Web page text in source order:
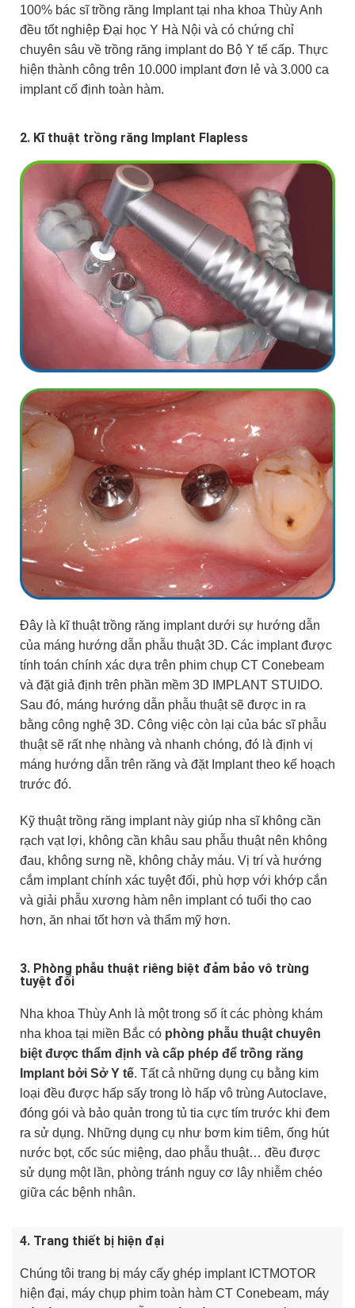
100% bác sĩ trồng răng Implant tại nha khoa Thùy Anh
đều tốt nghiệp Đại học Y Hà Nội và có chứng chỉ
chuyên sâu về trồng răng implant do Bộ Y tế cấp. Thực
hiện thành công trên 10.000 implant đơn lẻ và 3.000 ca
implant cố định toàn hàm.
2. Kĩ thuật trồng răng Implant Flapless
Đây là kĩ thuật trồng răng implant dưới sự hướng dẫn
của máng hướng dẫn phẫu thuật 3D. Các implant được
tính toán chính xác dựa trên phim chụp CT Conebeam
và đặt giả định trên phần mềm 3D IMPLANT STUIDO.
Sau đó, máng hướng dẫn phẫu thuật sẽ được in ra
bằng công nghệ 3D. Công việc còn lại của bác sĩ phẫu
thuật sẽ rất nhẹ nhàng và nhanh chóng, đó là định vị
máng hướng dẫn trên răng và đặt Implant theo kế hoạch
trước đó.
Kỹ thuật trồng răng implant này giúp nha sĩ không cần
rạch vạt lợi, không cần khâu sau phẫu thuật nên không
đau, không sưng nề, không chảy máu. Vị trí và hướng
cắm implant chính xác tuyệt đối, phù hợp với khớp cắn
và giải phẫu xương hàm nên implant có tuổi thọ cao
hơn, ăn nhai tốt hơn và thẩm mỹ hơn.
3. Phòng phẫu thuật riêng biệt đảm bảo vô trùng
tuyệt đối
Nha khoa Thùy Anh là một trong số ít các phòng khám
nha khoa tại miền Bắc có phòng phẫu thuật chuyên
biệt được thẩm định và cấp phép để trồng răng
Implant bởi Sở Y tế. Tất cả những dụng cụ bằng kim
loại đều được hấp sấy trong lò hấp vô trùng Autoclave,
đóng gói và bảo quản trong tủ tia cực tím trước khi đem
ra sử dụng. Những dụng cụ như bơm kim tiêm, ống hút
nước bọt, cốc súc miệng, dao phẫu thuật… đều được
sử dụng một lần, phòng tránh nguy cơ lây nhiễm chéo
giữa các bệnh nhân.
4. Trang thiết bị hiện đại
Chúng tôi trang bị máy cấy ghép implant ICTMOTOR
hiện đại, máy chụp phim toàn hàm CT Conebeam, máy